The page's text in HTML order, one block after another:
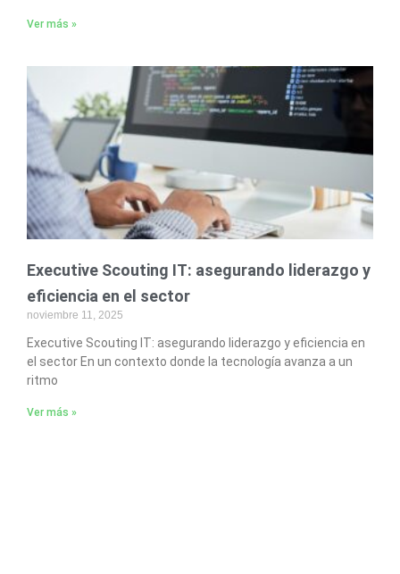
Ver más »
Executive Scouting IT: asegurando liderazgo y
eficiencia en el sector
noviembre 11, 2025
Executive Scouting IT: asegurando liderazgo y eficiencia en
el sector En un contexto donde la tecnología avanza a un
ritmo
Ver más »